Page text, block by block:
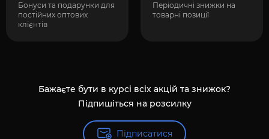
Бонуси та подарунки для
постійних оптових
клієнтів
Періодичні знижки на
товарні позиції
Бажаєте бути в курсі всіх акцій та знижок?
Підпишіться на розсилку
Підписатися